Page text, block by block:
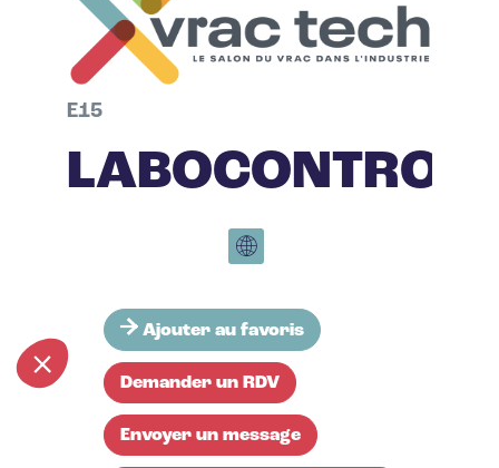
E15
LABOCONTROLE
Ajouter au favoris
Demander un RDV
Envoyer un message